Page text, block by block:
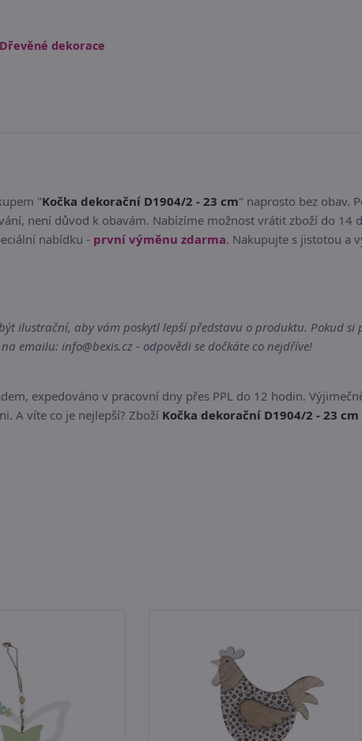
Dřevěné dekorace
"Kočka dekorační D1904/2 - 23 cm" naprosto bez obav.
není důvod k obavám. Nabízíme možnost vrátit zboží do 14
nabídku - první výměnu zdarma. Nakupujte s jistotou a
ilustrační, aby vám poskytl lepší představu o produktu. Pokud si
emailu: info@bexis.cz - odpovědi se dočkáte co nejdříve!
expedováno v pracovní dny přes PPL do 12 hodin.
A víte co je nejlepší? Zboží Kočka dekorační D1904/2 - 23 cm